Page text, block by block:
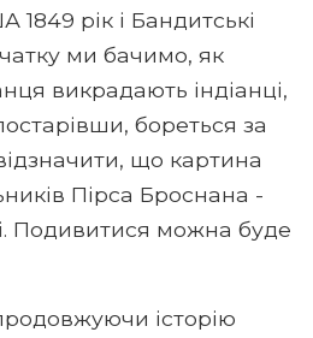
1849 рік і Бандитські
ми бачимо, як
викрадають індіанці,
бореться за
що картина
Пірса Броснана -
Подивитися можна буде
історію